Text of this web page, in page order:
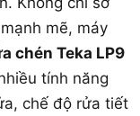
mẽ, máy
chén Teka LP9
tính năng
chế độ rửa tiết